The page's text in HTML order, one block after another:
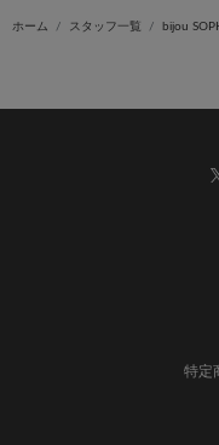
ホーム スタッフ一覧 bijou
特定